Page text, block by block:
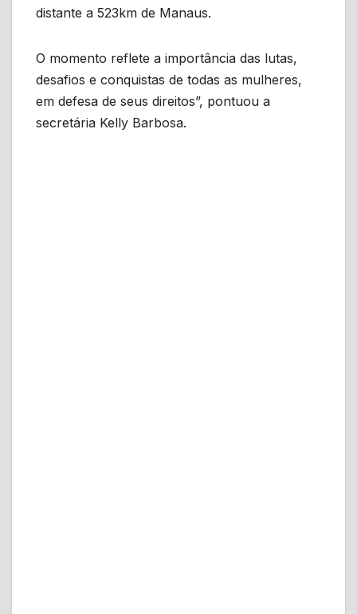
distante a 523km de Manaus.
O momento reflete a importância das lutas,
desafios e conquistas de todas as mulheres,
em defesa de seus direitos”, pontuou a
secretária Kelly Barbosa.